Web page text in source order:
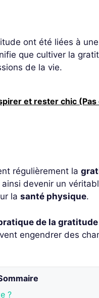
ont été liées à
que cultiver la
de la vie.
et rester chic
régulièrement la
ainsi devenir un
la santé physique.
de la
engendrer des
?